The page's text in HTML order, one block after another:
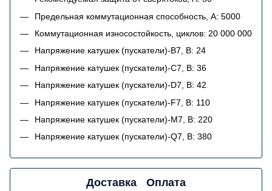
Предельная коммутационная способность, А: 5000
Коммутационная износостойкость, циклов: 20 000 000
Напряжение катушек (пускатели)-B7, В: 24
Напряжение катушек (пускатели)-C7, В: 36
Напряжение катушек (пускатели)-D7, В: 42
Напряжение катушек (пускатели)-F7, В: 110
Напряжение катушек (пускатели)-M7, В: 220
Напряжение катушек (пускатели)-Q7, В: 380
Доставка Оплата